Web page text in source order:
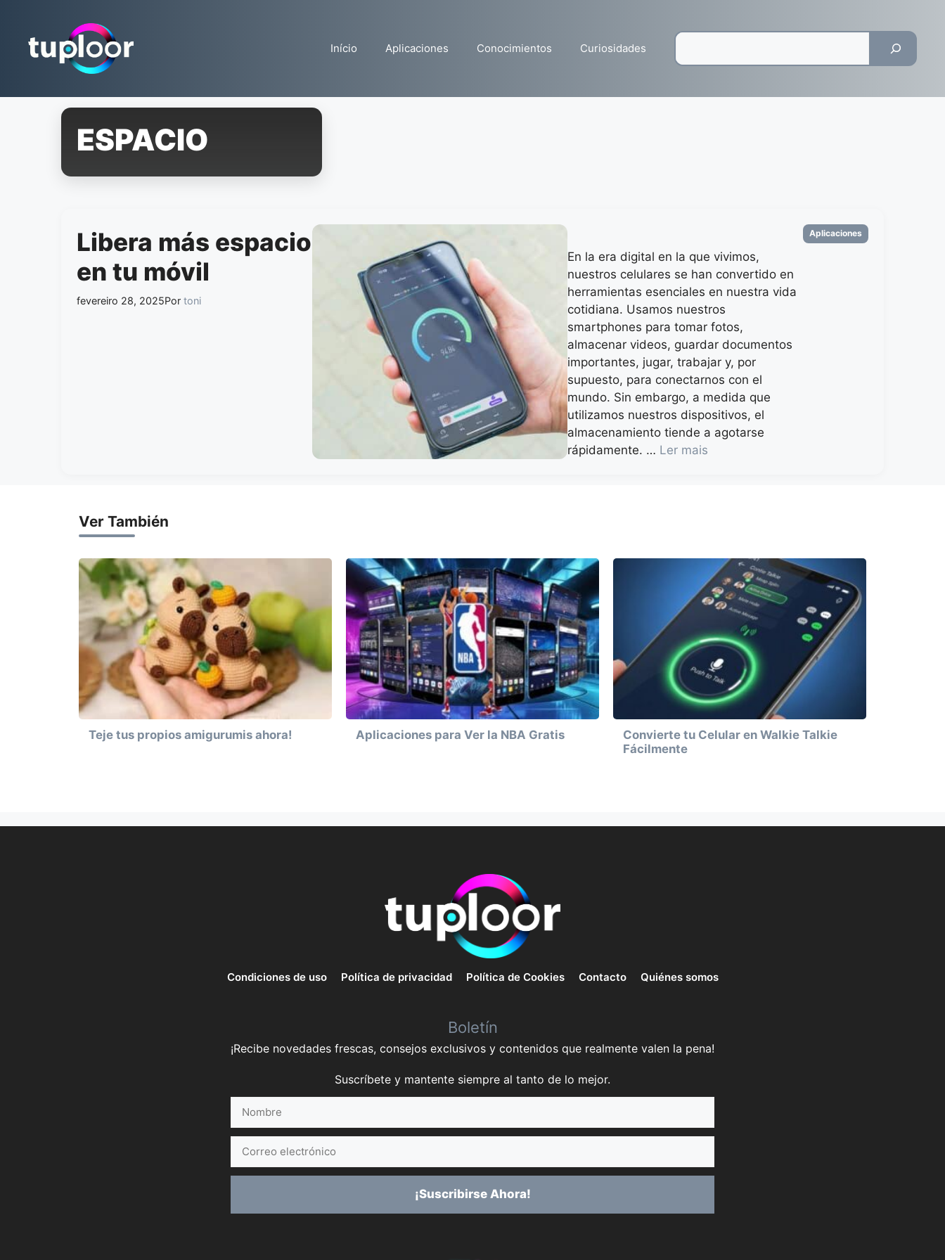
conteúdo
Início Aplicaciones Conocimientos Curiosidades
ESPACIO
Libera más espacio
en tu móvil
fevereiro 28, 2025Por toni
En la era digital en la que vivimos,
nuestros celulares se han convertido en
herramientas esenciales en nuestra vida
cotidiana. Usamos nuestros
smartphones para tomar fotos,
almacenar videos, guardar documentos
importantes, jugar, trabajar y, por
supuesto, para conectarnos con el
mundo. Sin embargo, a medida que
utilizamos nuestros dispositivos, el
almacenamiento tiende a agotarse
rápidamente. … Ler mais
Categorias
Aplicaciones
Ver También
Teje tus propios amigurumis ahora! Aplicaciones para Ver la NBA Gratis
Convierte tu Celular en Walkie Talkie
Fácilmente
Condiciones de uso Política de privacidad Política de Cookies Contacto Quiénes somos
Boletín
¡Recibe novedades frescas, consejos exclusivos y contenidos que realmente valen la pena!
Suscríbete y mantente siempre al tanto de lo mejor.
electrónico
¡Suscribirse Ahora!